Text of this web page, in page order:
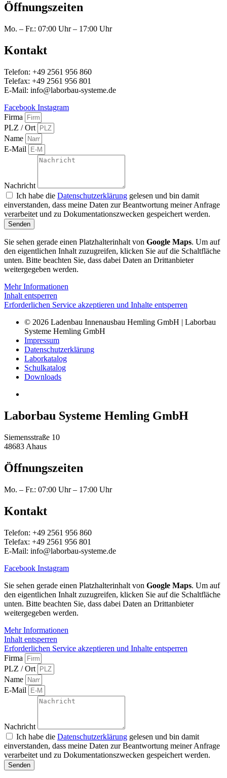
Öffnungszeiten
Mo. – Fr.: 07:00 Uhr – 17:00 Uhr
Kontakt
Telefon: +49 2561 956 860
Telefax: +49 2561 956 801
E-Mail: info@laborbau-systeme.de
Facebook Instagram
Firma
PLZ / Ort
Name
E-Mail
Nachricht
Ich habe die Datenschutzerklärung gelesen und bin damit
einverstanden, dass meine Daten zur Beantwortung meiner Anfrage
verarbeitet und zu Dokumentationszwecken gespeichert werden.
Senden
Sie sehen gerade einen Platzhalterinhalt von Google Maps. Um auf
den eigentlichen Inhalt zuzugreifen, klicken Sie auf die Schaltfläche
unten. Bitte beachten Sie, dass dabei Daten an Drittanbieter
weitergegeben werden.
Mehr Informationen
Inhalt entsperren
Erforderlichen Service akzeptieren und Inhalte entsperren
© 2026 Ladenbau Innenausbau Hemling GmbH | Laborbau
Systeme Hemling GmbH
Impressum
Datenschutzerklärung
Laborkatalog
Schulkatalog
Downloads
Laborbau Systeme Hemling GmbH
Siemensstraße 10
48683 Ahaus
Öffnungszeiten
Mo. – Fr.: 07:00 Uhr – 17:00 Uhr
Kontakt
Telefon: +49 2561 956 860
Telefax: +49 2561 956 801
E-Mail: info@laborbau-systeme.de
Facebook Instagram
Sie sehen gerade einen Platzhalterinhalt von Google Maps. Um auf
den eigentlichen Inhalt zuzugreifen, klicken Sie auf die Schaltfläche
unten. Bitte beachten Sie, dass dabei Daten an Drittanbieter
weitergegeben werden.
Mehr Informationen
Inhalt entsperren
Erforderlichen Service akzeptieren und Inhalte entsperren
Firma
PLZ / Ort
Name
E-Mail
Nachricht
Ich habe die Datenschutzerklärung gelesen und bin damit
einverstanden, dass meine Daten zur Beantwortung meiner Anfrage
verarbeitet und zu Dokumentationszwecken gespeichert werden.
Senden